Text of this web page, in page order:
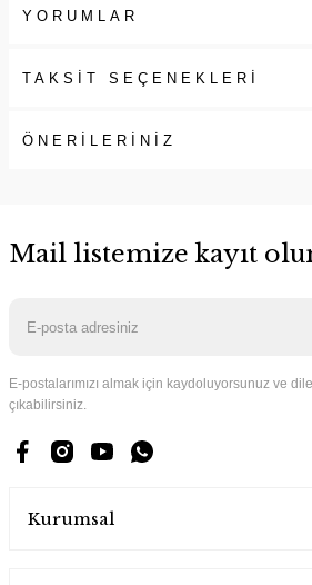
YORUMLAR
TAKSİT SEÇENEKLERİ
ÖNERİLERİNİZ
Mail listemize kayıt
E-postalarımızı almak için kaydoluyorsunuz ve
çıkabilirsiniz.
Kurumsal